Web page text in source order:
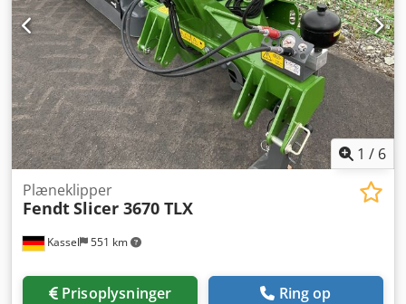
og hældningsjusterbar, varme uden klimaanlæg.
Frontlæsser med parallelføring, uden tredje
hydraulikkreds. Salget sker differentieret beskattet efter §
25a UStG. Lagersted: ingen. Djdpoyv S Ulsfx Adtowa
1 / 6
Kassel 551 km
Plæneklipper
FendtSlicer 3670 TLX
Prisoplysninger Ring op